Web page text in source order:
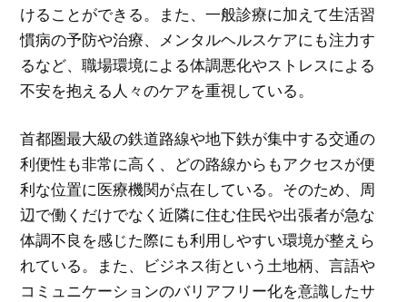
けることができる。また、一般診療に加えて生活習
慣病の予防や治療、メンタルヘルスケアにも注力す
るなど、職場環境による体調悪化やストレスによる
不安を抱える人々のケアを重視している。
首都圏最大級の鉄道路線や地下鉄が集中する交通の
利便性も非常に高く、どの路線からもアクセスが便
利な位置に医療機関が点在している。そのため、周
辺で働くだけでなく近隣に住む住民や出張者が急な
体調不良を感じた際にも利用しやすい環境が整えら
れている。また、ビジネス街という土地柄、言語や
コミュニケーションのバリアフリー化を意識したサ